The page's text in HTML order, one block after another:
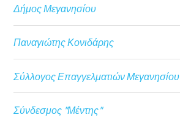
Δήμος Μεγανησίου
Παναγιώτης Κονιδάρης
Σύλλογος Επαγγελματιών Μεγανησίου
Σύνδεσμος "Μέντης"